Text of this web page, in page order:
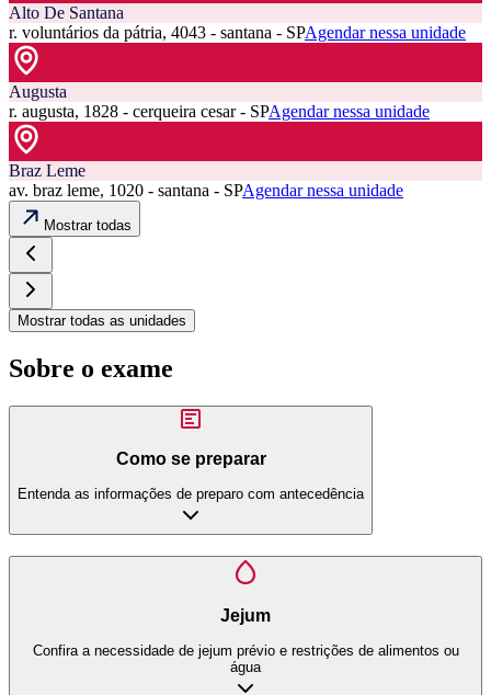
Alto De Santana
r. voluntários da pátria, 4043 - santana - SPAgendar nessa unidade
Augusta
r. augusta, 1828 - cerqueira cesar - SPAgendar nessa unidade
Braz Leme
av. braz leme, 1020 - santana - SPAgendar nessa unidade
Mostrar todas
Mostrar todas as unidades
Sobre o exame
Como se preparar
Entenda as informações de preparo com antecedência
Jejum
Confira a necessidade de jejum prévio e restrições de alimentos ou
água